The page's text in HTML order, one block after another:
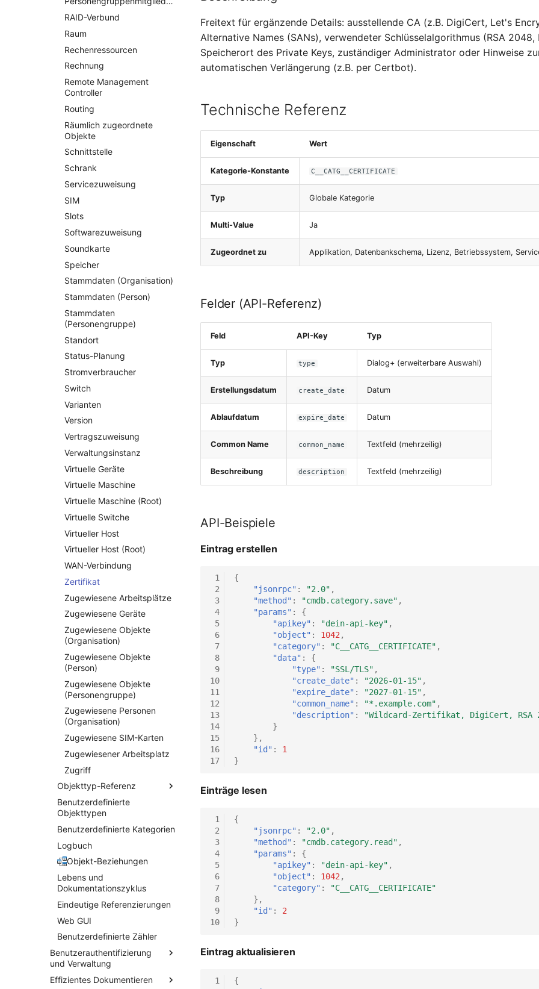
RAID-Verbund
Raum
Rechenressourcen
Rechnung
Remote Management
Controller
Routing
Räumlich zugeordnete
Objekte
Schnittstelle
Schrank
Servicezuweisung
SIM
Slots
Softwarezuweisung
Soundkarte
Speicher
Stammdaten (Organisation)
Stammdaten (Person)
Stammdaten
(Personengruppe)
Standort
Status-Planung
Stromverbraucher
Switch
Varianten
Version
Vertragszuweisung
Verwaltungsinstanz
Virtuelle Geräte
Virtuelle Maschine
Virtuelle Maschine (Root)
Virtuelle Switche
Virtueller Host
Virtueller Host (Root)
WAN-Verbindung
Zertifikat
Zugewiesene Arbeitsplätze
Zugewiesene Geräte
Zugewiesene Objekte
(Organisation)
Zugewiesene Objekte
(Person)
Zugewiesene Objekte
(Personengruppe)
Zugewiesene Personen
(Organisation)
Zugewiesene SIM-Karten
Zugewiesener Arbeitsplatz
Zugriff
Objekttyp-Referenz
Access Point Controller
Anwendung
Gerät/Appliance
Arbeitsplatz
Betriebssystem
Blade Chassis
Blade Server
Clusterdienst
Datenbankinstanz
Datenbankschema
Benutzerdefinierte
Objekttypen
Benutzerdefinierte Kategorien
Logbuch
Objekt-Beziehungen
Lebens und
Dokumentationszyklus
Eindeutige Referenzierungen
Web GUI
Benutzerdefinierte Zähler
Benutzerauthentifizierung
und Verwaltung
Integrierte
Effizientes Dokumentieren
Freitext für ergänzende Details: ausstellende CA (z.B. DigiCert, Let's
Alternative Names (SANs), verwendeter Schlüsselalgorithmus (RSA 2048,
Speicherort des Private Keys, zuständiger Administrator oder Hinweise
automatischen Verlängerung (z.B. per Certbot).
Technische Referenz
Eigenschaft Wert
Kategorie-Konstante C__CATG__CERTIFICATE
Typ Globale Kategorie
Multi-Value Ja
Zugeordnet zu Applikation, Datenbankschema, Lizenz, Betriebssystem,
Felder (API-Referenz)
Feld API-Key Typ
Typ type Dialog+ (erweiterbare Auswahl)
Erstellungsdatum create_date Datum
Ablaufdatum expire_date Datum
Common Name common_name Textfeld (mehrzeilig)
Beschreibung description Textfeld (mehrzeilig)
API-Beispiele
Eintrag erstellen
1
2
3
4
5
6
7
8
9
10
11
12
13
14
15
16
17
{
"jsonrpc" : "2.0" ,
"method" : "cmdb.category.save" ,
"params" :
{
"apikey" : "dein-api-key" ,
"object" : 1042 ,
"category" : "C__CATG__CERTIFICATE" ,
"data" :
{
"type" : "SSL/TLS" ,
"create_date" : "2026-01-15" ,
"expire_date" : "2027-01-15" ,
"common_name" : "*.example.com" ,
"description" :
"Wildcard-Zertifikat, DigiCert, RSA
}
},
"id" :
1
}
Einträge lesen
1
2
3
4
5
6
7
8
9
10
{
"jsonrpc" : "2.0" ,
"method" : "cmdb.category.read" ,
"params" :
{
"apikey" : "dein-api-key" ,
"object" : 1042 ,
"category" :
"C__CATG__CERTIFICATE"
},
"id" :
2
}
Eintrag aktualisieren
1
{